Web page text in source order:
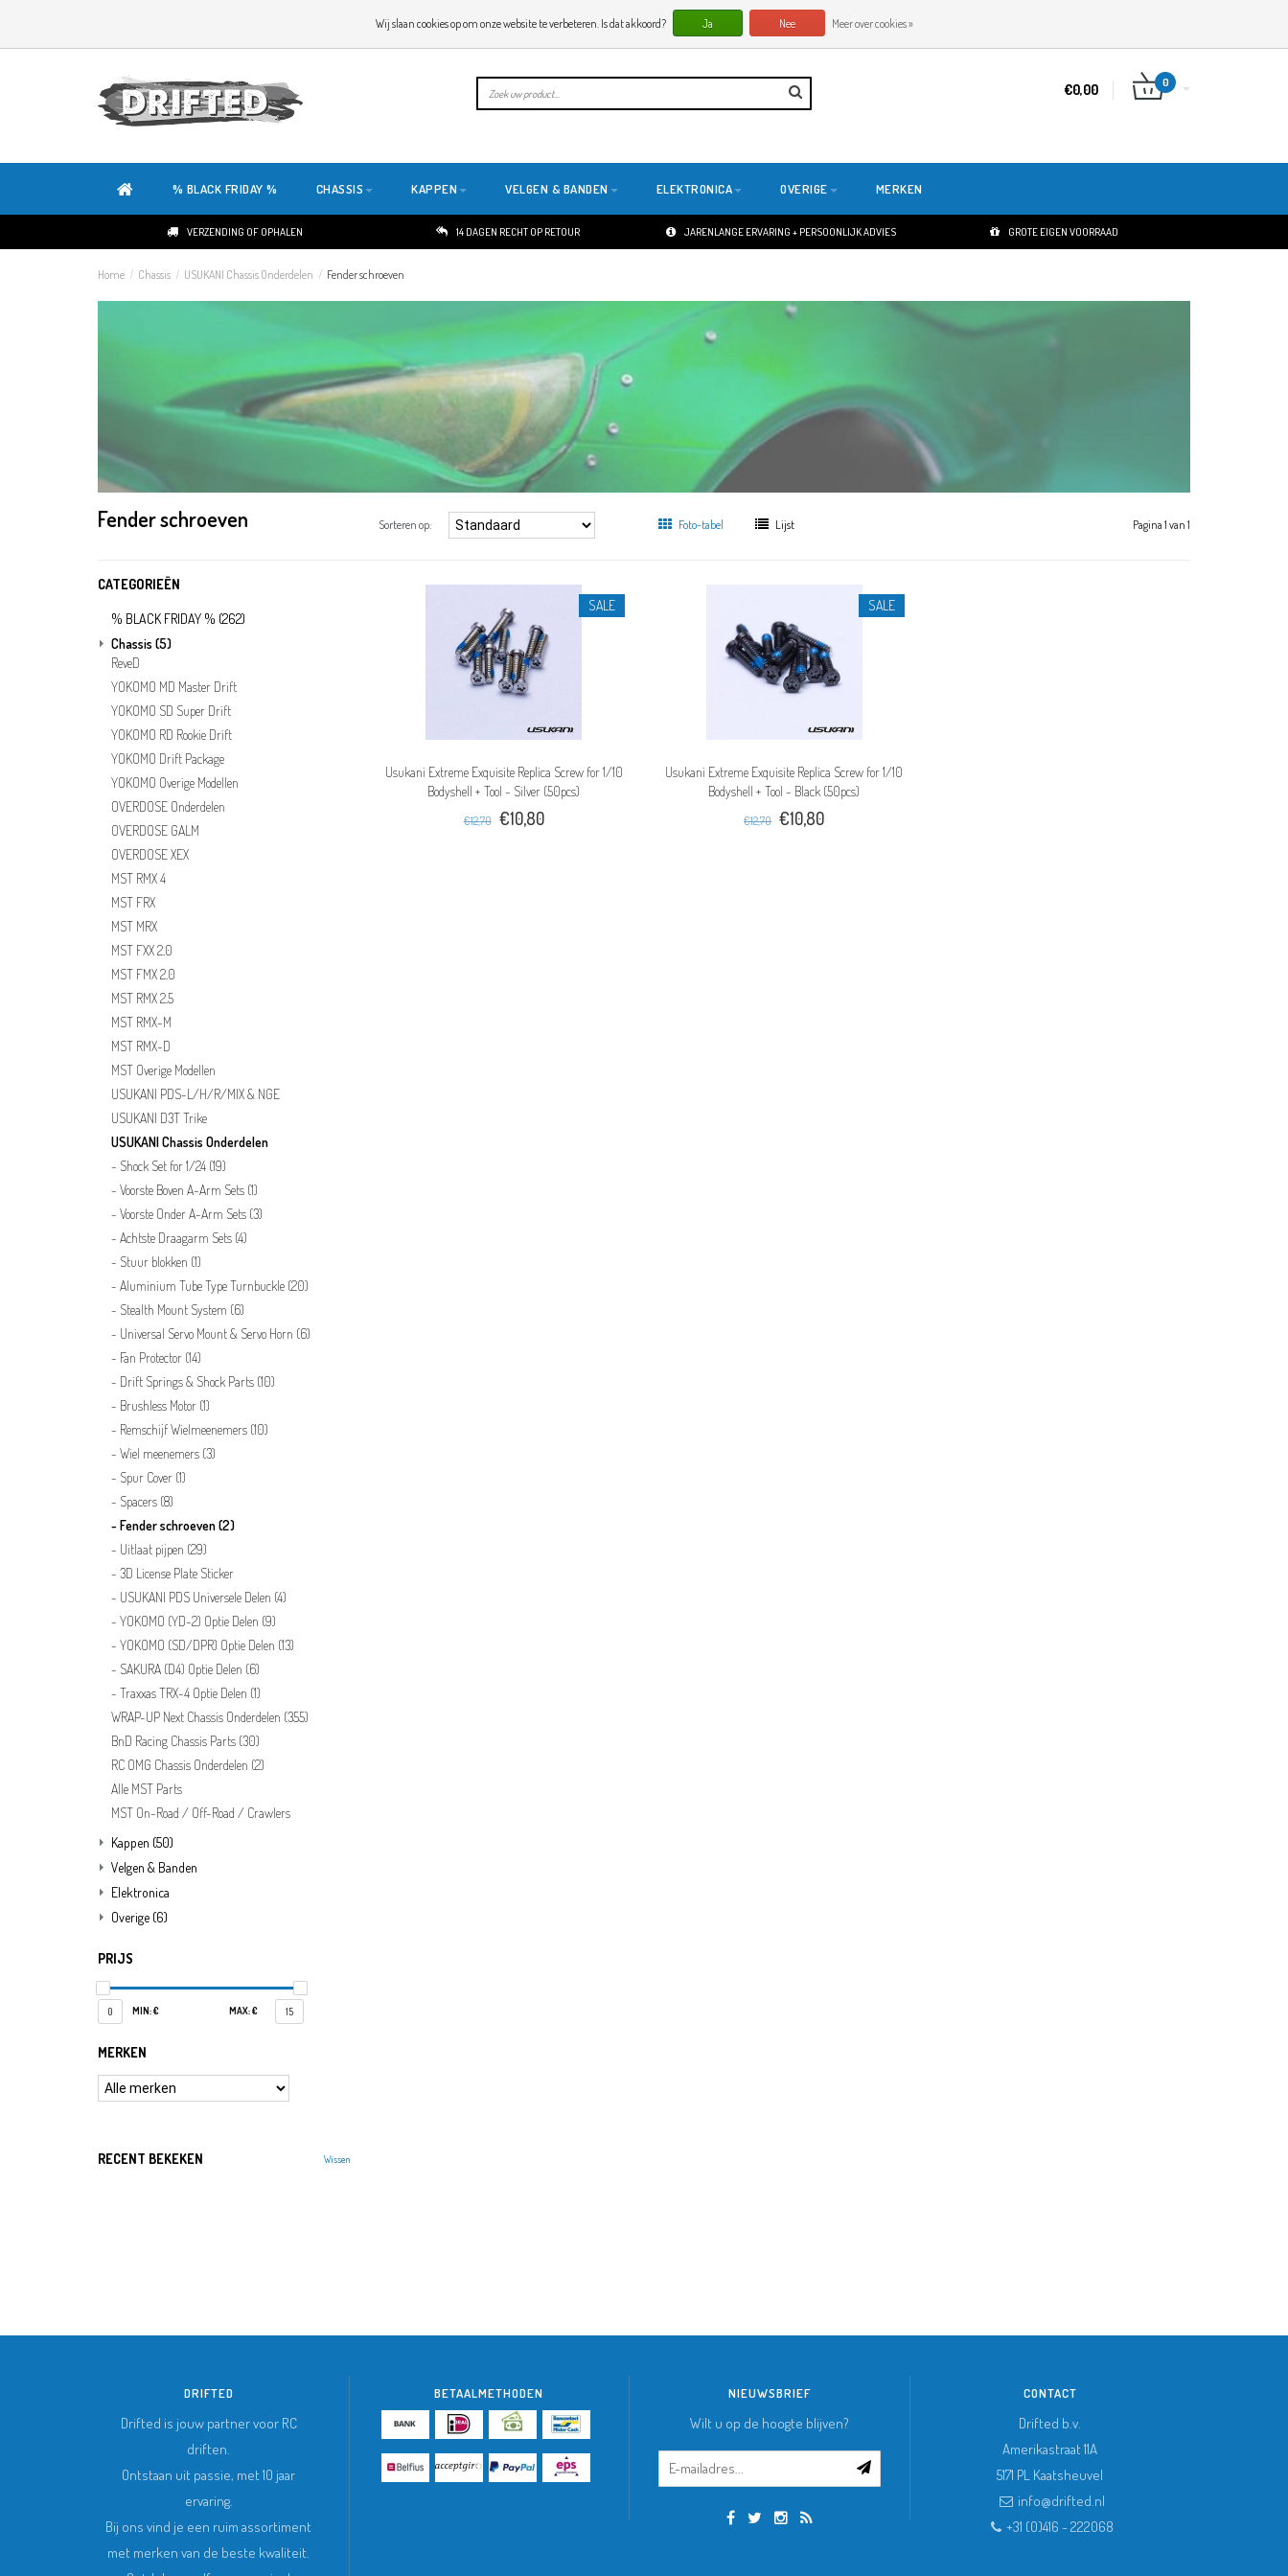
ONZE SITE IS HELEMAAL NIEUW. HEB JE TIPS OF FEEDBACK, KLIK HIER
€0,00 0
% BLACK FRIDAY % CHASSIS KAPPEN VELGEN & BANDEN ELEKTRONICA OVERIGE MERKEN
VERZENDING OF OPHALEN 14 DAGEN RECHT OP RETOUR JARENLANGE ERVARING + PERSOONLIJK ADVIES GROTE EIGEN VOORRAAD
Home / Chassis / USUKANI Chassis Onderdelen / Fender schroeven
Fender schroeven Sorteren op: Foto-tabel Lijst Pagina 1 van 1
CATEGORIEËN
% BLACK FRIDAY % (262)
Chassis (5)
ReveD
YOKOMO MD Master Drift
YOKOMO SD Super Drift
YOKOMO RD Rookie Drift
YOKOMO Drift Package
YOKOMO Overige Modellen
OVERDOSE Onderdelen
OVERDOSE GALM
OVERDOSE XEX
MST RMX 4
MST FRX
MST MRX
MST FXX 2.0
MST FMX 2.0
MST RMX 2.5
MST RMX-M
MST RMX-D
MST Overige Modellen
USUKANI PDS-L/H/R/MIX & NGE
USUKANI D3T Trike
USUKANI Chassis Onderdelen
Shock Set for 1/24 (19)
Voorste Boven A-Arm Sets (1)
Voorste Onder A-Arm Sets (3)
Achtste Draagarm Sets (4)
Stuur blokken (1)
Aluminium Tube Type Turnbuckle (20)
Stealth Mount System (6)
Universal Servo Mount & Servo Horn (6)
Fan Protector (14)
Drift Springs & Shock Parts (10)
Brushless Motor (1)
Remschijf Wielmeenemers (10)
Wiel meenemers (3)
Spur Cover (1)
Spacers (8)
Fender schroeven(2)
Uitlaat pijpen (29)
3D License Plate Sticker
USUKANI PDS Universele Delen (4)
YOKOMO (YD-2) Optie Delen (9)
YOKOMO (SD/DPR) Optie Delen (13)
SAKURA (D4) Optie Delen (6)
Traxxas TRX-4 Optie Delen (1)
WRAP-UP Next Chassis Onderdelen (355)
BnD Racing Chassis Parts (30)
RC OMG Chassis Onderdelen (2)
Alle MST Parts
MST On-Road / Off-Road / Crawlers
Kappen (50)
Velgen & Banden
Elektronica
Overige (6)
PRIJS
0 MIN: € MAX: € 15
MERKEN
RECENT BEKEKEN Wissen
SALE
Usukani Extreme Exquisite Replica Screw for 1/10
Bodyshell + Tool - Silver (50pcs)
€12,70 €10,80
SALE
Usukani Extreme Exquisite Replica Screw for 1/10
Bodyshell + Tool - Black (50pcs)
€12,70 €10,80
DRIFTED
Drifted is jouw partner voor RC
driften.
Ontstaan uit passie, met 10 jaar
ervaring.
Bij ons vind je een ruim assortiment
met merken van de beste kwaliteit.
BETAALMETHODEN NIEUWSBRIEF
Wilt u op de hoogte blijven?
CONTACT
Drifted b.v.
Amerikastraat 11A
5171 PL Kaatsheuvel
info@drifted.nl
+31 (0)416 - 222068
Wij slaan cookies op om onze website te verbeteren. Is dat akkoord? Ja Nee Meer over cookies »